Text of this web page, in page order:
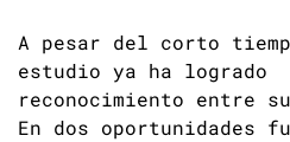
A pesar del corto
estudio ya ha logrado
reconocimiento entre
En dos oportunidades